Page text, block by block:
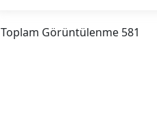
Toplam Görüntülenme 581